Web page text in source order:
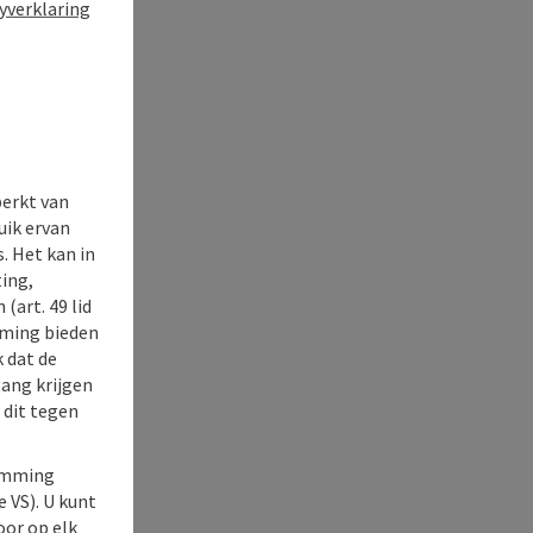
van
ervan
Het kan in
(art. 49 lid
bieden
dat de
krijgen
dit tegen
U kunt
op elk